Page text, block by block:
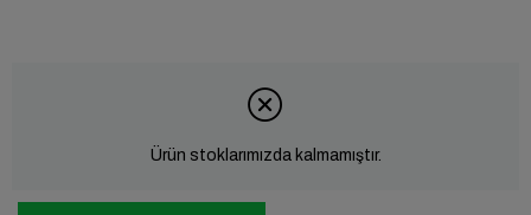
Ürün stoklarımızda kalmamıştır.